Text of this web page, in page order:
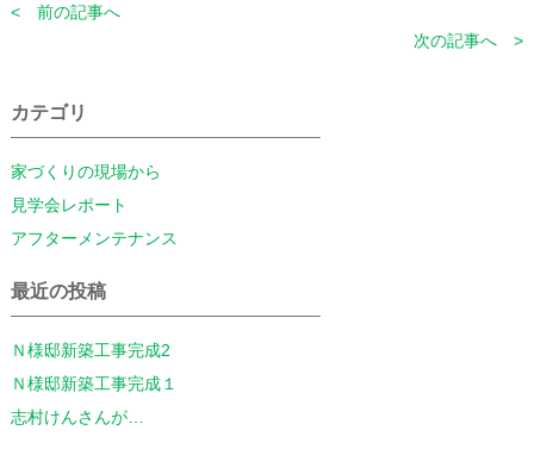
< 前の記事へ
次の記事へ >
カテゴリ
家づくりの現場から
見学会レポート
アフターメンテナンス
最近の投稿
Ｎ様邸新築工事完成2
Ｎ様邸新築工事完成１
志村けんさんが…